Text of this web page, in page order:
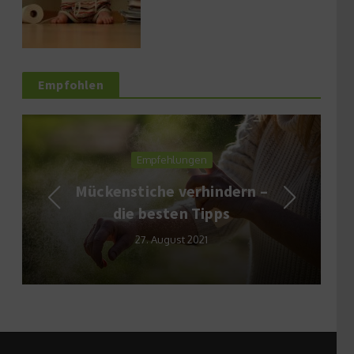
Empfohlen
Empfehlungen
Mückenstiche verhindern –
die besten Tipps
27. August 2021